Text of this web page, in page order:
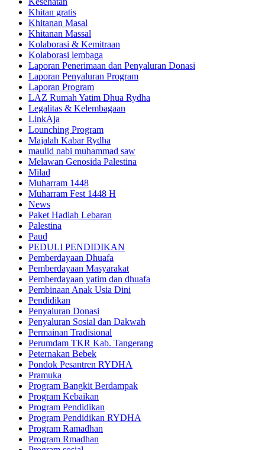
Khitan gratis
Khitanan Masal
Khitanan Massal
Kolaborasi & Kemitraan
Kolaborasi lembaga
Laporan Penerimaan dan Penyaluran Donasi
Laporan Penyaluran Program
Laporan Program
LAZ Rumah Yatim Dhua Rydha
Legalitas & Kelembagaan
LinkAja
Lounching Program
Majalah Kabar Rydha
maulid nabi muhammad saw
Melawan Genosida Palestina
Milad
Muharram 1448
Muharram Fest 1448 H
News
Paket Hadiah Lebaran
Palestina
Paud
PEDULI PENDIDIKAN
Pemberdayaan Dhuafa
Pemberdayaan Masyarakat
Pemberdayaan yatim dan dhuafa
Pembinaan Anak Usia Dini
Pendidikan
Penyaluran Donasi
Penyaluran Sosial dan Dakwah
Permainan Tradisional
Perumdam TKR Kab. Tangerang
Peternakan Bebek
Pondok Pesantren RYDHA
Pramuka
Program Bangkit Berdampak
Program Kebaikan
Program Pendidikan
Program Pendidikan RYDHA
Program Ramadhan
Program Rmadhan